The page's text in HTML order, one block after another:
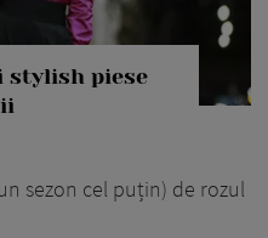
stylish piese
sezon cel puțin) de rozul